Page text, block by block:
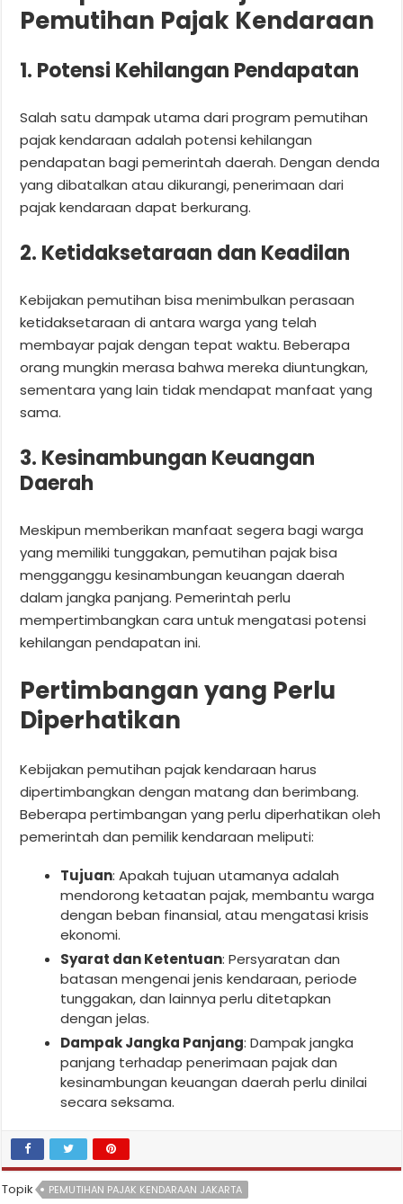
Pemutihan Pajak Kendaraan
1. Potensi Kehilangan Pendapatan
Salah satu dampak utama dari program pemutihan
pajak kendaraan adalah potensi kehilangan
pendapatan bagi pemerintah daerah. Dengan denda
yang dibatalkan atau dikurangi, penerimaan dari
pajak kendaraan dapat berkurang.
2. Ketidaksetaraan dan Keadilan
Kebijakan pemutihan bisa menimbulkan perasaan
ketidaksetaraan di antara warga yang telah
membayar pajak dengan tepat waktu. Beberapa
orang mungkin merasa bahwa mereka diuntungkan,
sementara yang lain tidak mendapat manfaat yang
sama.
3. Kesinambungan Keuangan
Daerah
Meskipun memberikan manfaat segera bagi warga
yang memiliki tunggakan, pemutihan pajak bisa
mengganggu kesinambungan keuangan daerah
dalam jangka panjang. Pemerintah perlu
mempertimbangkan cara untuk mengatasi potensi
kehilangan pendapatan ini.
Pertimbangan yang Perlu
Diperhatikan
Kebijakan pemutihan pajak kendaraan harus
dipertimbangkan dengan matang dan berimbang.
Beberapa pertimbangan yang perlu diperhatikan oleh
pemerintah dan pemilik kendaraan meliputi:
Tujuan: Apakah tujuan utamanya adalah
mendorong ketaatan pajak, membantu warga
dengan beban finansial, atau mengatasi krisis
ekonomi.
Syarat dan Ketentuan: Persyaratan dan
batasan mengenai jenis kendaraan, periode
tunggakan, dan lainnya perlu ditetapkan
dengan jelas.
Dampak Jangka Panjang: Dampak jangka
panjang terhadap penerimaan pajak dan
kesinambungan keuangan daerah perlu dinilai
secara seksama.
Topik PEMUTIHAN PAJAK KENDARAAN JAKARTA